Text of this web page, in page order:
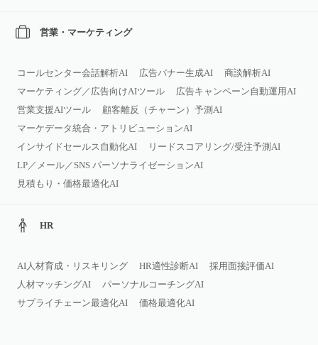
営業・マーケティング
コールセンター会話解析AI 広告バナー生成AI
商談解析AI
マーケティング／広告向けAIツール
広告キャンペーン自動運用AI
営業支援AIツール
顧客離反（チャーン）予測AI
マーケデータ統合・アトリビューションAI
インサイドセールス自動化AI
リードスコアリング/受注予測AI
LP／メール／SNS パーソナライゼーションAI
見積もり・価格最適化AI
HR
AI人材育成・リスキリング HR適性診断AI
採用面接評価AI
人材マッチングAI
パーソナルコーチングAI
サプライチェーン最適化AI
価格最適化AI